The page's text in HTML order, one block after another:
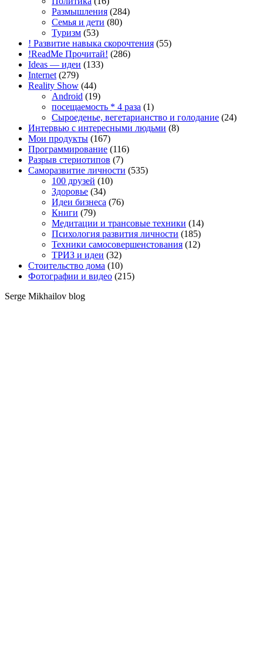
Размышления (284)
Семья и дети (80)
Туризм (53)
! Развитие навыка скорочтения (55)
!ReadMe Прочитай! (286)
Ideas — идеи (133)
Internet (279)
Reality Show (44)
Android (19)
посещаемость * 4 раза (1)
Сыроеденье, вегетарианство и голодание (24)
Интервью с интересными людьми (8)
Мои продукты (167)
Программирование (116)
Разрыв стериотипов (7)
Саморазвитие личности (535)
100 друзей (10)
Здоровье (34)
Идеи бизнеса (76)
Книги (79)
Медитации и трансовые техники (14)
Психология развития личности (185)
Техники самосовершенстования (12)
ТРИЗ и идеи (32)
Стоительство дома (10)
Фотографии и видео (215)
Serge Mikhailov blog